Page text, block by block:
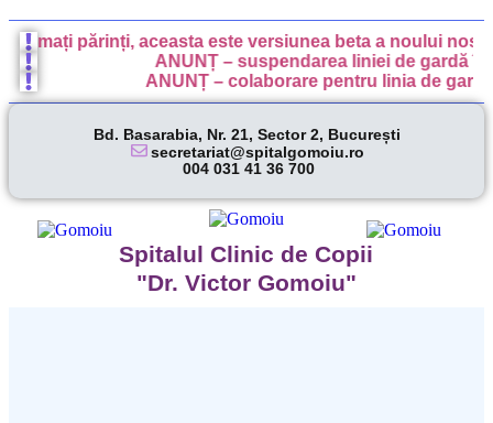
Stimați părinți, aceasta este versiunea beta a noului
ANUNȚ – suspendarea liniei de gardă
ANUNȚ – colaborare pentru linia de
Bd. Basarabia, Nr. 21, Sector 2, București
secretariat@spitalgomoiu.ro
004 031 41 36 700
Spitalul Clinic de Copii
"Dr. Victor Gomoiu"